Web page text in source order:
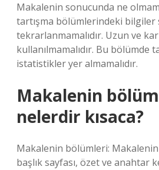
Makalenin sonucunda ne
tartışma bölümlerindeki bilgiler
tekrarlanmamalıdır. Uzun ve
kullanılmamalıdır. Bu bölümde
istatistikler yer almamalıdır.
Makalenin
nelerdir kısaca?
Makalenin bölümleri:
başlık sayfası, özet ve anahtar